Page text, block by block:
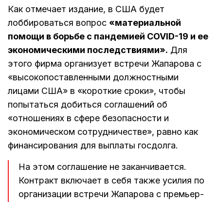
Как отмечает издание, в США будет
лоббироваться вопрос «материальной
помощи в борьбе с пандемией COVID-19 и ее
экономическими последствиями». Для
этого фирма организует встречи Жапарова с
«высокопоставленными должностными
лицами США» в «короткие сроки», чтобы
попытаться добиться соглашений об
«отношениях в сфере безопасности и
экономическом сотрудничестве», равно как
финансирования для выплаты госдолга.
На этом соглашение не заканчивается.
Контракт включает в себя также усилия по
организации встречи Жапарова с премьер-